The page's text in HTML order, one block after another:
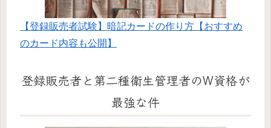
【登録販売者試験】暗記カードの作り方【おすすめ
のカード内容も公開】
登録販売者と第二種衛生管理者のW資格が
最強な件